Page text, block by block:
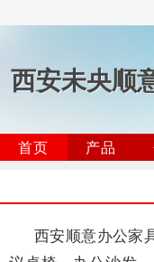
西安未央顺
首页 产品
西安顺意办公家